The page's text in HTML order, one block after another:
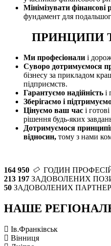
Мінімізувати фінансові
фундамент для
ПРИНЦИПИ
Ми професіонали і
Суворо дотримуємося
бізнесу за прикладом
підприємств.
Гарантуємо надійність і
Зберігаємо і
Цінуємо ваш час і
рішення будь-яких
Дотримуємося
відносин, тому з нами
164 950
ГОДИН
213 197 ЗАДОВОЛЕНИХ
50 ЗАДОВОЛЕНИХ
НАШЕ
Ів.Франківськ
Вінниця